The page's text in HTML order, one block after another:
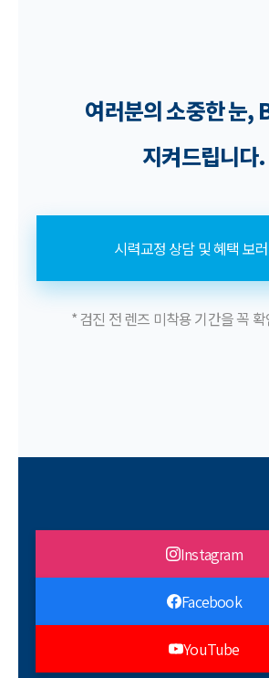
여러분의 소중한 눈,
지켜드립니다.
시력교정 상담 및 혜택 보
* 검진 전 렌즈 미착용 기간을 꼭
Instagram
Facebook
YouTube